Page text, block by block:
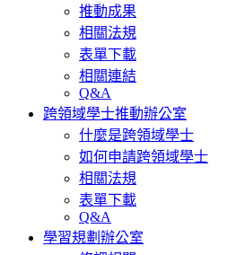
推動成果
相關法規
表單下載
相關連結
Q&A
跨領域學士推動辦公室
什麼是跨領域學士
如何申請跨領域學士
相關法規
表單下載
Q&A
學習規劃辦公室